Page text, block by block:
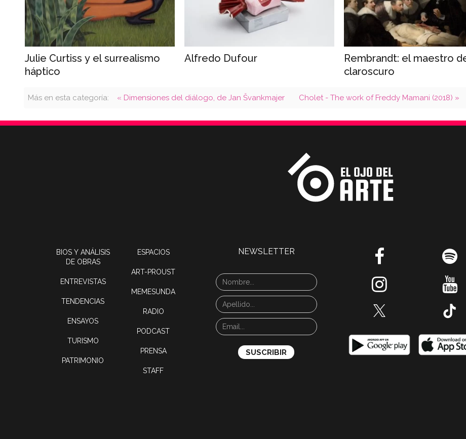
Julie Curtiss y el surrealismo
háptico
Alfredo Dufour
Rembrandt: el maestro
claroscuro
Más en esta categoría: « Dimensiones del diálogo, de Jan Švankmajer Cholet - The work of Freddy Mamani (2018) »
BIOS Y ANÁLISIS
DE OBRAS
ENTREVISTAS
TENDENCIAS
ENSAYOS
TURISMO
PATRIMONIO
ESPACIOS
ART-PROUST
MEMESUNDA
RADIO
PODCAST
PRENSA
STAFF
NEWSLETTER